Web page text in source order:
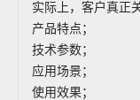
实际上，客户真正
产品特点；
技术参数；
应用场景；
使用效果；